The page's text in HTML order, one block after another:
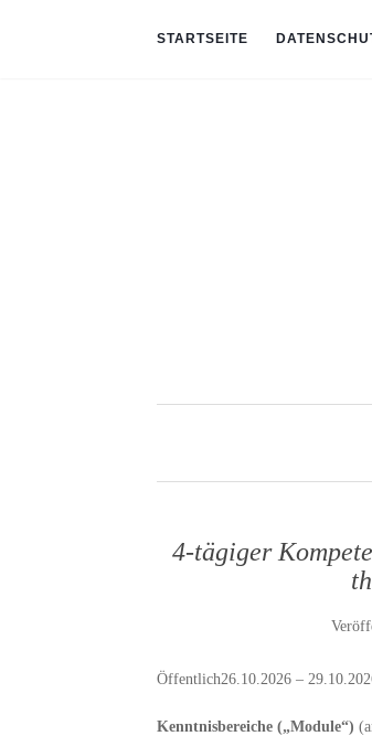
STARTSEITE
4-tägiger
Öffentlich26.10.2026 –
Kenntnisbereiche („Module“)